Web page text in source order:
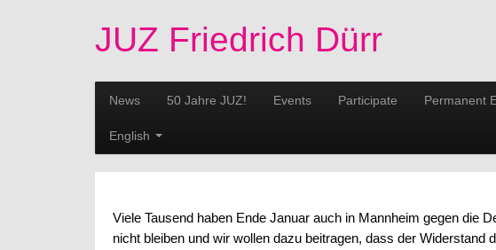
JUZ Friedrich Dürr
News 50 Jahre JUZ! Events Participate Permanent
English
Viele Tausend haben Ende Januar auch in Mannheim gegen die
nicht bleiben und wir wollen dazu beitragen, dass der Widerstand